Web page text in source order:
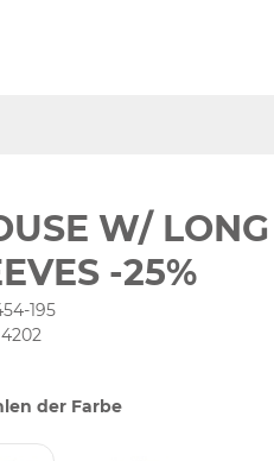
W/ LONG
-25%
195
der Farbe